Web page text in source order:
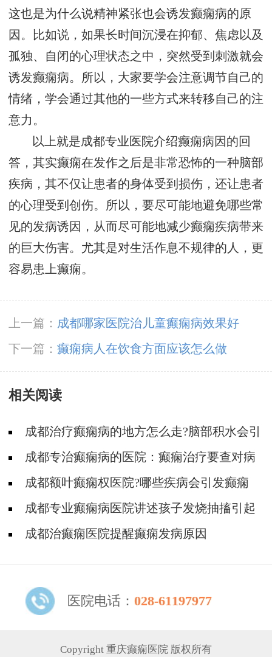
这也是为什么说精神紧张也会诱发癫痫病的原
因。比如说，如果长时间沉浸在抑郁、焦虑以及
孤独、自闭的心理状态之中，突然受到刺激就会
诱发癫痫病。所以，大家要学会注意调节自己的
情绪，学会通过其他的一些方式来转移自己的注
意力。
以上就是成都专业医院介绍癫痫病因的回
答，其实癫痫在发作之后是非常恐怖的一种脑部
疾病，其不仅让患者的身体受到损伤，还让患者
的心理受到创伤。所以，要尽可能地避免哪些常
见的发病诱因，从而尽可能地减少癫痫疾病带来
的巨大伤害。尤其是对生活作息不规律的人，更
容易患上癫痫。
上一篇： 成都哪家医院治儿童癫痫病效果好
下一篇： 癫痫病人在饮食方面应该怎么做
相关阅读
成都治疗癫痫病的地方怎么走?脑部积水会引
起癫痫吗?
成都专治癫痫病的医院：癫痫治疗要查对病
因
成都额叶癫痫权医院?哪些疾病会引发癫痫
病?成都专业癫痫病医院讲述孩子发烧抽搐引起
癫痫成都治癫痫医院提醒癫痫发病原因
医院电话： 028-61197977
Copyright 重庆癫痫医院 版权所有